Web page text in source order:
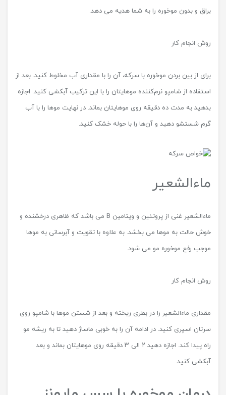
براق و بدون موخوره را به شما هدیه می دهد.
روش انجام کار
برای از بین بردن موخوره با سرکه، آن را با مقداری آب مخلوط کنید. بعد از
استفاده از شامپو نرم‌کننده موهایتان را با این ترکیب آبکشی کنید. اجازه
بدهید به مدت ده دقیقه روی موهایتان بماند. در نهایت موها را با آب
گرم شستشو دهید و آن‌ها را با حوله خشک کنید.
ماءالشعیر
ماءالشعیر غنی از پروتئین و ویتامین B می باشد که ظاهری درخشنده و
خوش حالت به موها می بخشد. به علاوه با تقویت و آبرسانی به موها
موجب رفع موخوره مو می شود.
روش انجام کار
مقداری ماءالشعیر را در بطری ریخته و بعد از شستن موها با شامپو روی
سرتان اسپری کنید. در ادامه آن را به خوبی ماساژ دهید تا به ریشه مو
راه پیدا کند. اجازه دهید ۲ الی ۳ دقیقه روی موهایتان بماند و بعد
آبکشی کنید.